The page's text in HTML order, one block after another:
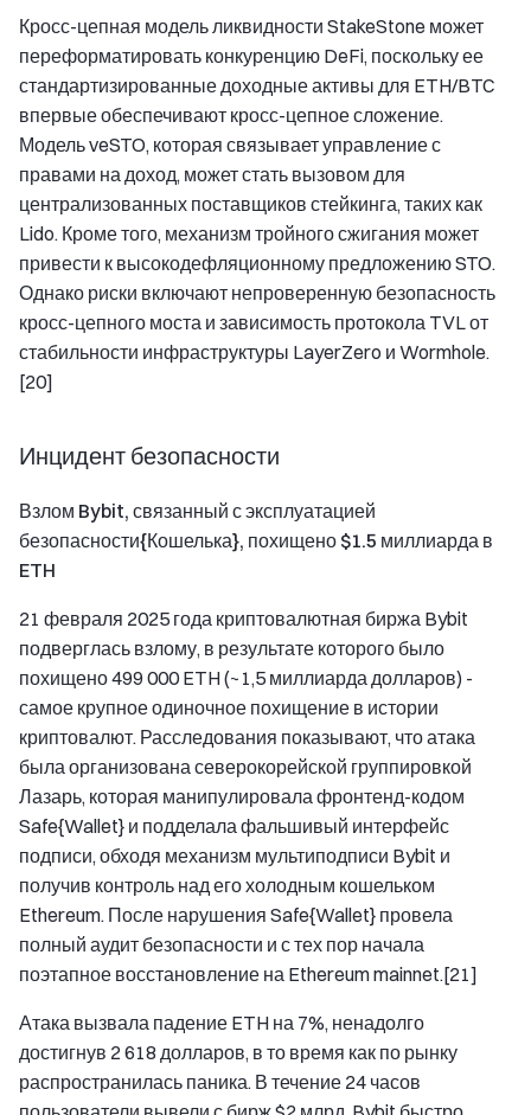
Кросс-цепная модель ликвидности StakeStone может
переформатировать конкуренцию DeFi, поскольку ее
стандартизированные доходные активы для ETH/BTC
впервые обеспечивают кросс-цепное сложение.
Модель veSTO, которая связывает управление с
правами на доход, может стать вызовом для
централизованных поставщиков стейкинга, таких как
Lido. Кроме того, механизм тройного сжигания может
привести к высокодефляционному предложению STO.
Однако риски включают непроверенную безопасность
кросс-цепного моста и зависимость протокола TVL от
стабильности инфраструктуры LayerZero и Wormhole.
[20]
Инцидент безопасности
Взлом Bybit, связанный с эксплуатацией
безопасности{Кошелька}, похищено $1.5 миллиарда в
ETH
21 февраля 2025 года криптовалютная биржа Bybit
подверглась взлому, в результате которого было
похищено 499 000 ETH (~1,5 миллиарда долларов) -
самое крупное одиночное похищение в истории
криптовалют. Расследования показывают, что атака
была организована северокорейской группировкой
Лазарь, которая манипулировала фронтенд-кодом
Safe{Wallet} и подделала фальшивый интерфейс
подписи, обходя механизм мультиподписи Bybit и
получив контроль над его холодным кошельком
Ethereum. После нарушения Safe{Wallet} провела
полный аудит безопасности и с тех пор начала
поэтапное восстановление на Ethereum mainnet.[21]
Атака вызвала падение ETH на 7%, ненадолго
достигнув 2 618 долларов, в то время как по рынку
распространилась паника. В течение 24 часов